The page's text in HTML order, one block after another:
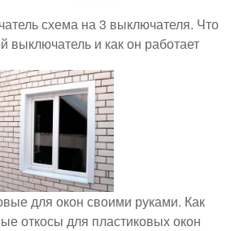
схема на 3 выключателя. Что
выключатель и как он работает
для окон своими руками. Как
откосы для пластиковых окон